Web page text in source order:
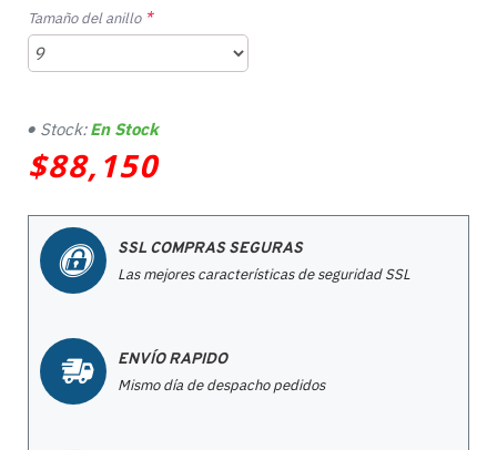
$88,150
Stock: En Stock
Tamaño del anillo
SSL COMPRAS SEGURAS
Las mejores características de seguridad SSL
ENVÍO RAPIDO
Mismo día de despacho pedidos